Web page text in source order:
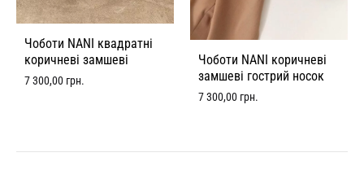
Чоботи NANI квадратні
коричневі замшеві
7 300,00 грн.
Чоботи NANI коричневі
замшеві гострий носок
7 300,00 грн.